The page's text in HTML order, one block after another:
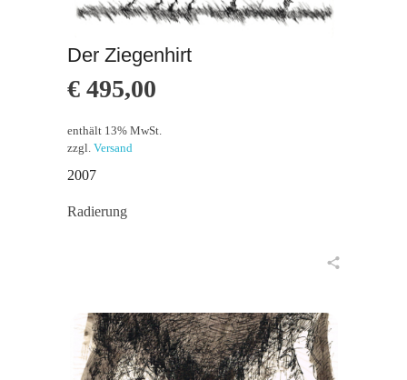
Der Ziegenhirt
€ 495,00
enthält 13% MwSt.
zzgl. Versand
2007
Radierung